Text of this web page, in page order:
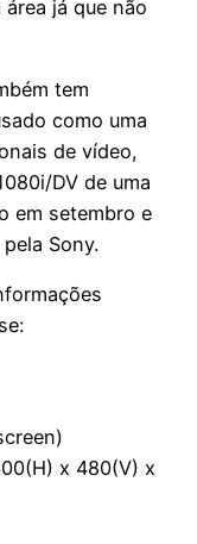
já que não
tem
como uma
de vídeo,
DV de uma
em setembro e
Sony.
x 480(V) x